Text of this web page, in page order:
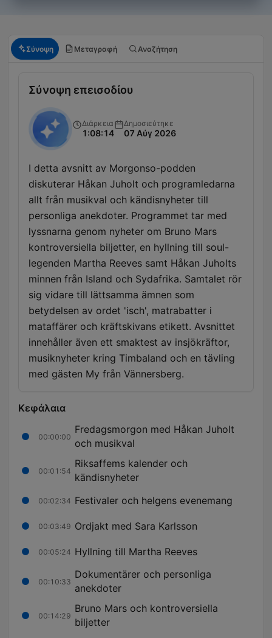
Σύνοψη Μεταγραφή Αναζήτηση
Σύνοψη επεισοδίου
Διάρκεια
1:08:14
Δημοσιεύτηκε
07 Αύγ 2026
I detta avsnitt av Morgonso-podden
diskuterar Håkan Juholt och programledarna
allt från musikval och kändisnyheter till
personliga anekdoter. Programmet tar med
lyssnarna genom nyheter om Bruno Mars
kontroversiella biljetter, en hyllning till soul-
legenden Martha Reeves samt Håkan Juholts
minnen från Island och Sydafrika. Samtalet rör
sig vidare till lättsamma ämnen som
betydelsen av ordet 'isch', matrabatter i
mataffärer och kräftskivans etikett. Avsnittet
innehåller även ett smaktest av insjökräftor,
musiknyheter kring Timbaland och en tävling
med gästen My från Vännersberg.
Κεφάλαια
00:00:00
Fredagsmorgon med Håkan Juholt
och musikval
00:01:54
Riksaffems kalender och
kändisnyheter
00:02:34 Festivaler och helgens evenemang
00:03:49 Ordjakt med Sara Karlsson
00:05:24 Hyllning till Martha Reeves
00:10:33
Dokumentärer och personliga
anekdoter
00:14:29
Bruno Mars och kontroversiella
biljetter